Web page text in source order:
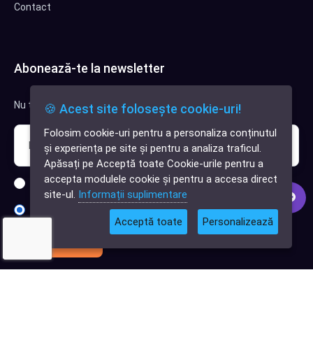
✕
Cauți o aplicație
software?
Contact
Abonează-te la newsletter
Nu trimitem spam, deci nu îți face griji.
Sunt interesat de clienți pentru compania mea IT
Sunt interesat de achiziții software
🍪 Acest site folosește cookie-uri!
Folosim cookie-uri pentru a personaliza conținutul
și experiența pe site și pentru a analiza traficul.
Apăsați pe Acceptă toate Cookie-urile pentru a
accepta modulele cookie și pentru a accesa direct
site-ul. Informații suplimentare
Acceptă toate Personalizează